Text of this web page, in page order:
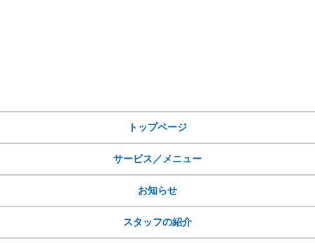
トップページ
サービス／メニュー
お知らせ
スタッフの紹介